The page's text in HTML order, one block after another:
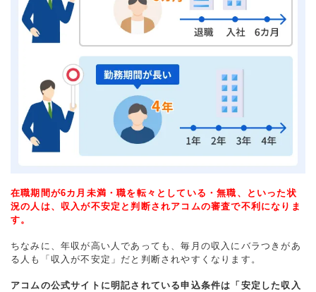
在職期間が6カ月未満・職を転々としている・無職、といった状
況の人は、収入が不安定と判断されアコムの審査で不利になりま
す。
ちなみに、年収が高い人であっても、毎月の収入にバラつきがあ
る人も「収入が不安定」だと判断されやすくなります。
アコムの公式サイトに明記されている申込条件は「安定した収入